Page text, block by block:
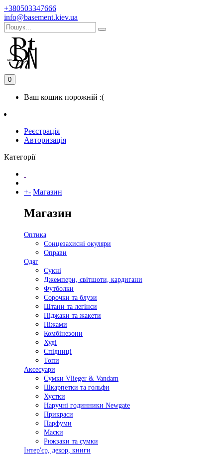
+380503347666
info@basement.kiev.ua
0
Ваш кошик порожній :(
Реєстрація
Авторизація
Категорії
+- Магазин
Магазин
Оптика
Сонцезахисні окуляри
Оправи
Одяг
Сукні
Джемпери, світшоти, кардигани
Футболки
Сорочки та блузи
Штани та легінси
Піджаки та жакети
Піжами
Комбінезони
Худі
Спідниці
Топи
Аксесуари
Сумки Vlieger & Vandam
Шкарпетки та гольфи
Хустки
Наручні годинники Newgate
Прикраси
Парфуми
Маски
Рюкзаки та сумки
Інтер'єр, декор, книги